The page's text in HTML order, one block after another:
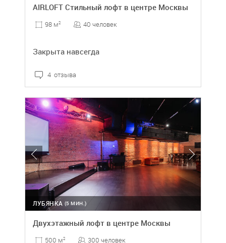
AIRLOFT Стильный лофт в центре Москвы
98 м2 40 человек
Закрыта навсегда
4 отзыва
(5 МИН.)
ЛУБЯНКА
Двухэтажный лофт в центре Москвы
500 м2 300 человек